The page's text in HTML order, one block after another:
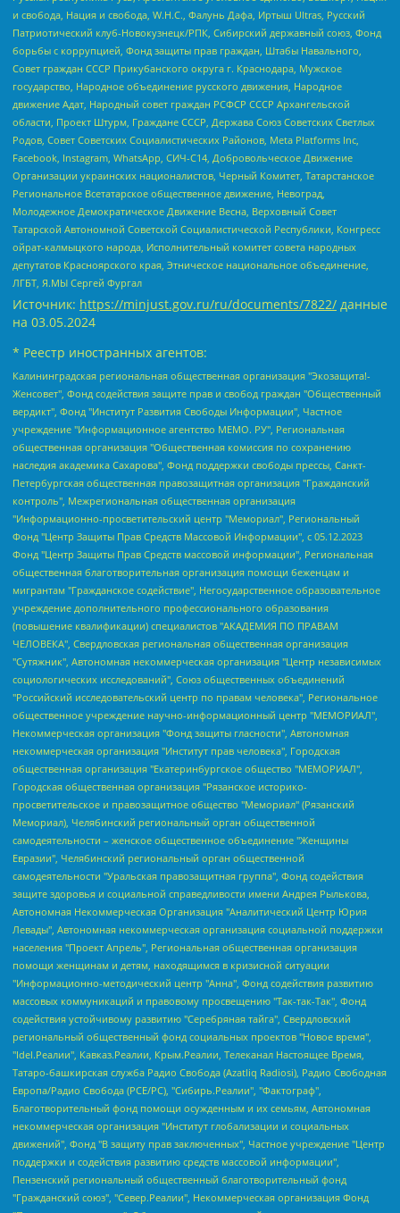
и свобода, Нация и свобода, W.H.С., Фалунь Дафа, Иртыш Ultras, Русский
Патриотический клуб-Новокузнецк/РПК, Сибирский державный союз, Фонд
борьбы с коррупцией, Фонд защиты прав граждан, Штабы Навального,
Совет граждан СССР Прикубанского округа г. Краснодара, Мужское
государство, Народное объединение русского движения, Народное
движение Адат, Народный совет граждан РСФСР СССР Архангельской
области, Проект Штурм, Граждане СССР, Держава Союз Советских Светлых
Родов, Совет Советских Социалистических Районов, Meta Platforms Inc,
Facebook, Instagram, WhatsApp, СИЧ-С14, Добровольческое Движение
Организации украинских националистов, Черный Комитет, Татарстанское
Региональное Всетатарское общественное движение, Невоград,
Молодежное Демократическое Движение Весна, Верховный Совет
Татарской Автономной Советской Социалистической Республики, Конгресс
ойрат-калмыцкого народа, Исполнительный комитет совета народных
депутатов Красноярского края, Этническое национальное объединение,
ЛГБТ, Я.МЫ Сергей Фургал
Источник: https://minjust.gov.ru/ru/documents/7822/ данные
на 03.05.2024
* Реестр иностранных агентов:
Калининградская региональная общественная организация "Экозащита!-Женсовет", Фонд содействия защите прав и свобод граждан "Общественный вердикт", Фонд "Институт Развития Свободы Информации", Частное учреждение "Информационное агентство МЕМО. РУ", Региональная общественная организация "Общественная комиссия по сохранению наследия академика Сахарова", Фонд поддержки свободы прессы, Санкт-Петербургская общественная правозащитная организация "Гражданский контроль", Межрегиональная общественная организация "Информационно-просветительский центр "Мемориал", Региональный Фонд "Центр Защиты Прав Средств Массовой Информации", с 05.12.2023 Фонд "Центр Защиты Прав Средств массовой информации", Региональная общественная благотворительная организация помощи беженцам и мигрантам "Гражданское содействие", Негосударственное образовательное учреждение дополнительного профессионального образования (повышение квалификации) специалистов "АКАДЕМИЯ ПО ПРАВАМ ЧЕЛОВЕКА", Свердловская региональная общественная организация "Сутяжник", Автономная некоммерческая организация "Центр независимых социологических исследований", Союз общественных объединений "Российский исследовательский центр по правам человека", Региональное общественное учреждение научно-информационный центр "МЕМОРИАЛ", Некоммерческая организация "Фонд защиты гласности", Автономная некоммерческая организация "Институт прав человека", Городская общественная организация "Екатеринбургское общество "МЕМОРИАЛ", Городская общественная организация "Рязанское историко-просветительское и правозащитное общество "Мемориал" (Рязанский Мемориал), Челябинский региональный орган общественной самодеятельности – женское общественное объединение "Женщины Евразии", Челябинский региональный орган общественной самодеятельности "Уральская правозащитная группа", Фонд содействия защите здоровья и социальной справедливости имени Андрея Рылькова, Автономная Некоммерческая Организация "Аналитический Центр Юрия Левады", Автономная некоммерческая организация социальной поддержки населения "Проект Апрель", Региональная общественная организация помощи женщинам и детям, находящимся в кризисной ситуации "Информационно-методический центр "Анна", Фонд содействия развитию массовых коммуникаций и правовому просвещению "Так-так-Так", Фонд содействия устойчивому развитию "Серебряная тайга", Свердловский региональный общественный фонд социальных проектов "Новое время", "Idel.Реалии", Кавказ.Реалии, Крым.Реалии, Телеканал Настоящее Время, Татаро-башкирская служба Радио Свобода (Azatliq Radiosi), Радио Свободная Европа/Радио Свобода (PCE/PC), "Сибирь.Реалии", "Фактограф", Благотворительный фонд помощи осужденным и их семьям, Автономная некоммерческая организация "Институт глобализации и социальных движений", Фонд "В защиту прав заключенных", Частное учреждение "Центр поддержки и содействия развитию средств массовой информации", Пензенский региональный общественный благотворительный фонд "Гражданский союз", "Север.Реалии", Некоммерческая организация Фонд "Правовая инициатива", Общество с ограниченной ответственностью "Радио Свободная Европа/Радио Свобода", Чешское информационное агентство "MEDIUM-ORIENT", Красноярская региональная общественная организация "Мы против СПИДа", Камалягин Денис Николаевич, Маркелов Сергей Евгеньевич, Пономарев Лев Александрович, Савицкая Людмила Алексеевна, Автономная некоммерческая организация "Центр по работе с проблемой насилия "НАСИЛИЮ.НЕТ", Межрегиональный профессиональный союз работников здравоохранения "Альянс врачей", Юридическое лицо, зарегистрированное в Латвийской Республике, SIA "Medusa Project" (регистрационный номер 40103797863, дата регистрации 10.06.2014), Некоммерческая организация "Фонд по борьбе с коррупцией", Автономная некоммерческая организация "Институт права и публичной политики", Баданин Роман Сергеевич, Гликин Максим Александрович, Железнова Мария Михайловна, Лукьянова Юлия Сергеевна, Маетная Елизавета Витальевна, Маняхин Петр Борисович, Чуракова Ольга Владимировна, Ярош Юлия Петровна, Юридическое лицо "The Insider SIA", зарегистрированное в Риге, Латвийская Республика (дата регистрации 26.06.2015), являющееся администратором доменного имени интернет-издания "The Insider SIA", https://theins.ru, Постернак Алексей Евгеньевич, Рубин Михаил Аркадьевич, Анин Роман Александрович, Юридическое лицо Istories fonds, зарегистрированное в Латвийской Республике (регистрационный номер 50008295751, дата регистрации 24.02.2020), Великовский Дмитрий Александрович, Долинина Ирина Николаевна, Мароховская Алеся Алексеевна, Шлейнов Роман Юрьевич, Шмагун Олеся Валентиновна, Общество с ограниченной ответственностью "Альтаир 2021", Общество с ограниченной ответственностью "Вега 2021", Общество с ограниченной ответственностью "Главный редактор 2021", Общество с ограниченной ответственностью "Ромашки монолит", Важенков Артем Валерьевич, Ивановская областная общественная организация "Центр гендерных исследований", Гурман Юрий Альбертович, Медиапроект "ОВД-Инфо", Егоров Владимир Владимирович, Жилинский Владимир Александрович, Общество с ограниченной ответственностью "ЗП", Иванова София Юрьевна, Карезина Инна Павловна, Кильтау Екатерина Викторовна, Петров Алексей Викторович, Пискунов Сергей Евгеньевич, Смирнов Сергей Сергеевич, Тихонов Михаил Сергеевич, Общество с ограниченной ответственностью "ЖУРНАЛИСТ-ИНОСТРАННЫЙ АГЕНТ", Арапова Галина Юрьевна, Вольтская Татьяна Анатольевна, Американская компания "Mason G.E.S. Anonymous Foundation" (США), являющаяся владельцем интернет-издания https://mnews.world/, Компания "Stichting Bellingcat", зарегистрированная в Нидерландах (дата регистрации 11.07.2018), Захаров Андрей Вячеславович, Клепиковская Екатерина Дмитриевна, Общество с ограниченной ответственностью "МЕМО", Перл Роман Александрович, Симонов Евгений Алексеевич, Соловьева Елена Анатольевна, Сотников Даниил Владимирович, Сурначева Елизавета Дмитриевна, Автономная некоммерческая организация по защите прав человека и информированию населения "Якутия – Наше Мнение", Общество с ограниченной ответственностью "Москоу диджитал медиа", с 26.01.2023 Общество с ограниченной ответственностью "Чайка Белые сады", Ветошкина Валерия Валерьевна, Заговора Максим Александрович, Межрегиональное общественное движение "Российская ЛГБТ - сеть", Оленичев Максим Владимирович, Павлов Иван Юрьевич, Скворцова Елена Сергеевна, Общество с ограниченной ответственностью "Как бы инагент", Кочетков Игорь Викторович, Общество с ограниченной ответственностью "Честные выборы", Еланчик Олег Александрович, Общество с ограниченной ответственностью "Нобелевский призыв", Гималова Регина Эмилевна, Григорьев Андрей Валерьевич, Григорьева Алина Александровна, Ассоциация по содействию защите прав призывников, альтернативнослужащих и военнослужащих "Правозащитная группа "Гражданин.Армия.Право", Хисамова Регина Фаритовна, Автономная некоммерческая организация по реализации социально-правовых программ "Лилит", Дальневосточное общественное движение "Маяк", Санкт-Петербургская ЛГБТ-инициативная группа "Выход", Инициативная группа ЛГБТ+ "Реверс", Алексеев Андрей Викторович, Бекбулатова Таисия Львовна, Беляев Иван Михайлович, Владыкина Елена Сергеевна, Гельман Марат Александрович, Никульшина Вероника Юрьевна, Толоконникова Надежда Андреевна, Шендерович Виктор Анатольевич, Общество с ограниченной ответственностью "Данное сообщение", Общество с ограниченной ответственностью Издательский дом "Новая глава", Айнбиндер Александра Александровна, Московский комьюнити-центр для ЛГБТ+инициатив, Благотворительный фонд развития филантропии, Deutsche Welle (Германия, Kurt-Schumacher-Strasse 3, 53113 Bonn), Борзунова Мария Михайловна, Воробьев Виктор Викторович, Голубева Анна Львовна, Константинова Алла Михайловна, Малкова Ирина Владимировна, Мурадов Мурад Абдулгалимович, Осетинская Елизавета Николаевна, Понасенков Евгений Николаевич, Ганапольский Матвей Юрьевич, Киселев Евгений Алексеевич, Борухович Ирина Григорьевна, Дремин Иван Тимофеевич, Дубровский Дмитрий Викторович, Красноярская региональная общественная организация поддержки и развития альтернативных образовательных технологий и межкультурных коммуникаций "ИНТЕРРА", Маяковская Екатерина Алексеевна, Фейгин Марк Захарович, Филимонов Андрей Викторович, Дзугкоева Регина Николаевна, Доброхотов Роман Александрович, Дудь Юрий Александрович, Елкин Сергей Владимирович, Кругликов Кирилл Игоревич, Сабунаева Мария Леонидовна, Семенов Алексей Владимирович, Шаинян Карен Багратович, Шульман Екатерина Михайловна, Асафьев Артур Валерьевич, Вахштайн Виктор Семенович, Венедиктов Алексей Алексеевич, Лушникова Екатерина Евгеньевна, Волков Леонид Михайлович, Невзоров Александр Глебович, Пархоменко Сергей Борисович, Сироткин Ярослав Николаевич, Кара-Мурза Владимир Владимирович, Баранова Наталья Владимировна, Гозман Леонид Яковлевич, Кагарлицкий Борис Юльевич, Климарев Михаил Валерьевич, Милов Владимир Станиславович, Автономная некоммерческая организация Краснодарский центр современного искусства "Типография", Моргенштерн Алишер Тагирович, Соболь Любовь Эдуардовна, Общество с ограниченной ответственностью "ЛИЗА НОРМ", Каспаров Гарри Кимович, Ходорковский Михаил Борисович, Общество с ограниченной ответственностью "Апрельские тезисы", Данилович Ирина Брониславовна, Кашин Олег Владимирович, Петров Николай Владимирович, Пивоваров Алексей Владимирович, Соколов Михаил Владимирович, Цветкова Юлия Владимировна, Чичваркин Евгений Александрович, Комитет против пыток/Команда против пыток, Общество с ограниченной ответственностью "Первый научный", Общество с ограниченной ответственностью "Вертолет и ко", Белоцерковская Вероника Борисовна, Кац Максим Евгеньевич, Лазарева Татьяна Юрьевна, Шаведдинов Руслан Табризович, Яшин Илья Валерьевич, Общество с ограниченной ответственностью "Иноагент ААВ", Алешковский Дмитрий Петрович, Альбац Евгения Марковна, Быков Дмитрий Львович, Галямина Юлия Евгеньевна, Лойко Сергей Леонидович, Мартынов Кирилл Константинович, Медведев Сергей Александрович, Крашенинников Федор Геннадиевич, Гордеева Катерина Вл